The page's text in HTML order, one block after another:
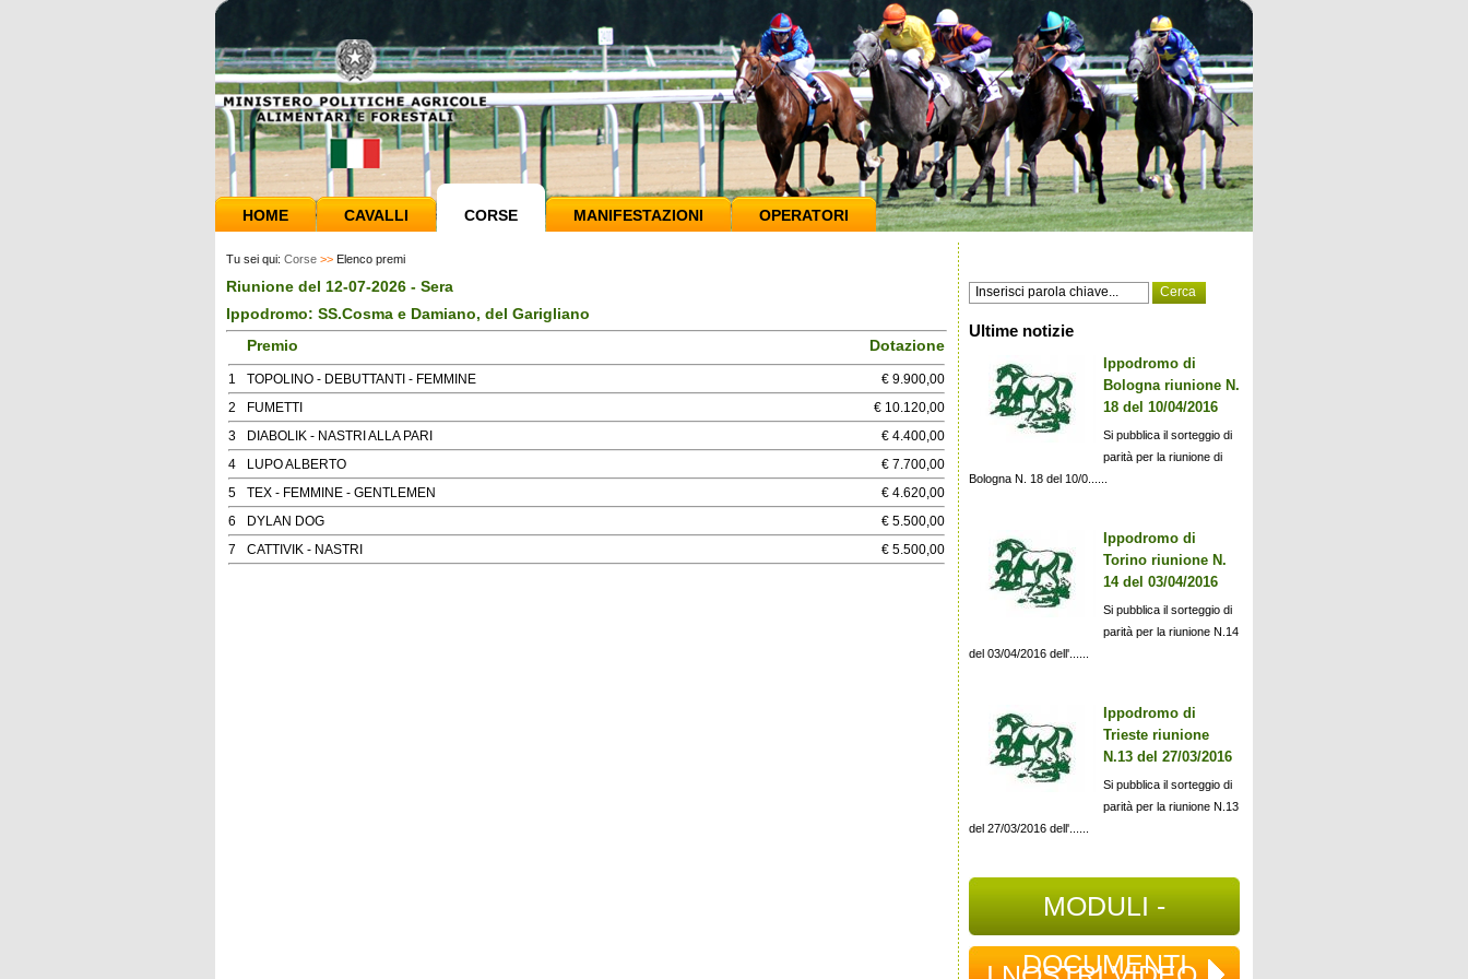
HOME CAVALLI CORSE MANIFESTAZIONI OPERATORI
Tu sei qui: Corse >> Elenco premi
Riunione del 12-07-2026 - Sera
Ippodromo: SS.Cosma e Damiano, del Garigliano
Premio
Dotazione
1 TOPOLINO - DEBUTTANTI - FEMMINE
€ 9.900,00
2
FUMETTI
€ 10.120,00
3
DIABOLIK - NASTRI ALLA PARI
€ 4.400,00
4
LUPO ALBERTO
€ 7.700,00
5
TEX - FEMMINE - GENTLEMEN
€ 4.620,00
6
DYLAN DOG
€ 5.500,00
7
CATTIVIK - NASTRI € 5.500,00
Ultime notizie
Ippodromo di
Bologna riunione N.
18 del 10/04/2016
Si pubblica il sorteggio di
parità per la riunione di
Bologna N. 18 del 10/0......
Ippodromo di
Torino riunione N.
14 del 03/04/2016
Si pubblica il sorteggio di
parità per la riunione N.14
del 03/04/2016 dell'......
Ippodromo di
Trieste riunione
N.13 del 27/03/2016
Si pubblica il sorteggio di
parità per la riunione N.13
del 27/03/2016 dell'......
MODULI -
DOCUMENTI